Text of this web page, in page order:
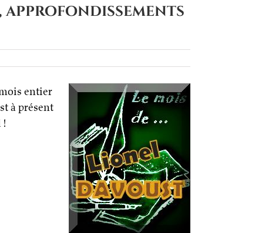
approfondissements
entier
à présent
!